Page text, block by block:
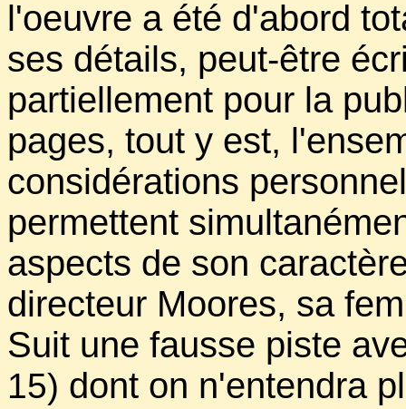
l'oeuvre a été d'abord
ses détails, peut-être
partiellement pour la
pages, tout y est,
considérations
permettent
aspects de son
directeur Moores, sa
Suit une fausse piste
15) dont on n'entendra